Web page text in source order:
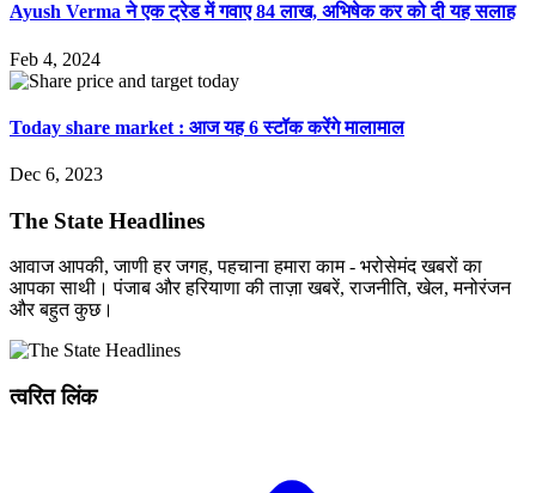
Ayush Verma ने एक ट्रेड में गवाए 84 लाख, अभिषेक कर को दी यह सलाह
Feb 4, 2024
Today share market : आज यह 6 स्टॉक करेंगे मालामाल
Dec 6, 2023
The State Headlines
आवाज आपकी, जाणी हर जगह, पहचाना हमारा काम - भरोसेमंद खबरों का
आपका साथी। पंजाब और हरियाणा की ताज़ा खबरें, राजनीति, खेल, मनोरंजन
और बहुत कुछ।
त्वरित लिंक